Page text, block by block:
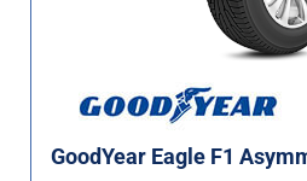
GoodYear Eagle F1